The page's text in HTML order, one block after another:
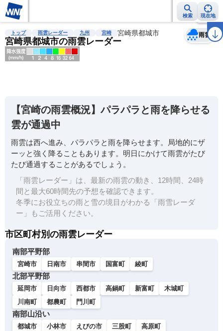
検索 現在地
雨雲レーダー 台風情報 地震情報 警報・注意報 2週間天気 ラ
トップ 雨雲レーダー 九州 宮崎 宮崎県都城市
宮崎県都城市の雨雲レーダー
雨雲
天気 台風
【宮崎の雨雲概況】パラパラと雨を降らせる
雲が通過中
雨雲は西へ進み、パラパラと雨を降らせます。局地的にザ
ーッと強く降ることもあります。明日にかけて雨雲がたび
たび通過することがあるでしょう。
「雨雲レーダー」は、最新の雨雲の動き、12時間、24時
間と最大60時間先の予想を確認できます。
冬季にお役立ちの雨と雪の境目がわかる「雨雪レーダ
ー」もご活用ください。
市区町村別の雨雲レーダー
南部平野部
宮崎市 日南市 串間市 国富町 綾町
北部平野部
延岡市 日向市 西都市 高鍋町 新富町
木城町
川南町
都農町 門川町
南部山沿い
都城市 小林市 えびの市 三股町 高原町